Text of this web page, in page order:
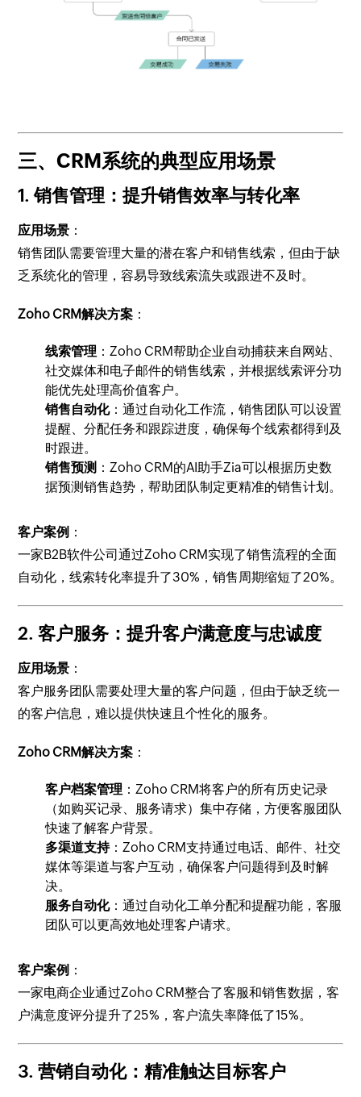
三、CRM系统的典型应用场景
1.销售管理：提升销售效率与转化率
应用场景 ：
销售团队需要管理大量的潜在客户和销售线索，但由于缺
乏系统化的管理，容易导致线索流失或跟进不及时。
Zoho CRM解决方案 ：
线索管理 ：Zoho CRM帮助企业自动捕获来自网站、
社交媒体和电子邮件的销售线索，并根据线索评分功
能优先处理高价值客户。
销售自动化：通过自动化工作流，销售团队可以设置
提醒、分配任务和跟踪进度，确保每个线索都得到及
时跟进。
销售预测 ：Zoho CRM的AI助手Zia可以根据历史数
据预测销售趋势，帮助团队制定更精准的销售计划。
客户案例 ：
一家B2B软件公司通过Zoho CRM实现了销售流程的全面
自动化，线索转化率提升了30%，销售周期缩短了20%。
2.客户服务：提升客户满意度与忠诚度
应用场景 ：
客户服务团队需要处理大量的客户问题，但由于缺乏统一
的客户信息，难以提供快速且个性化的服务。
Zoho CRM解决方案 ：
客户档案管理 ：Zoho CRM将客户的所有历史记录
（如购买记录、服务请求）集中存储，方便客服团队
快速了解客户背景。
多渠道支持：Zoho CRM支持通过电话、邮件、社交
媒体等渠道与客户互动，确保客户问题得到及时解
决。
服务自动化：通过自动化工单分配和提醒功能，客服
团队可以更高效地处理客户请求。
客户案例 ：
一家电商企业通过Zoho CRM整合了客服和销售数据，客
户满意度评分提升了25%，客户流失率降低了15%。
3.营销自动化：精准触达目标客户